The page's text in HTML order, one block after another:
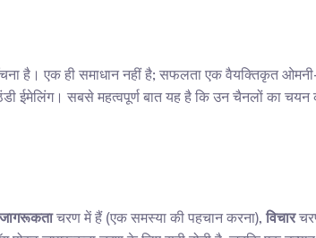
है। एक ही समाधान नहीं है; सफलता एक वैयक्तिकृत
ठंडी ईमेलिंग। सबसे महत्वपूर्ण बात यह है कि उन चैनलों
जागरूकता चरण में हैं (एक समस्या की पहचान करना), विचार